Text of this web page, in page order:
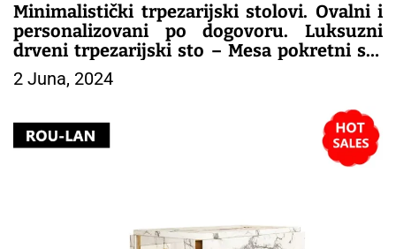
Minimalistički trpezarijski stolovi. Ovalni i
personalizovani po dogovoru. Luksuzni
drveni trpezarijski sto – Mesa pokretni set
nameštaja KF50DT.
2 Juna, 2024